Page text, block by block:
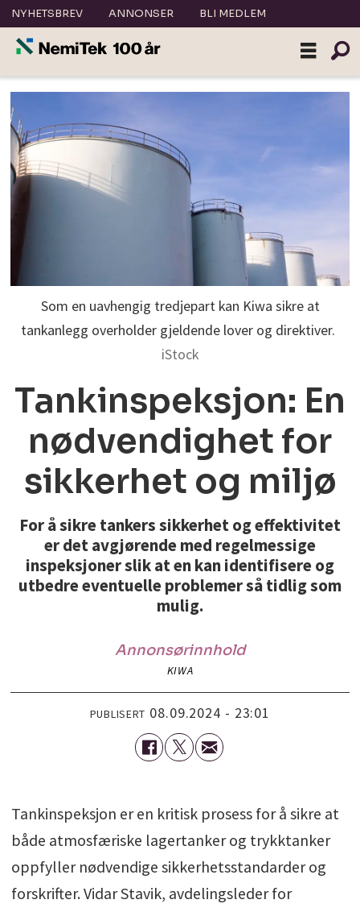
NYHETSBREV ANNONSER BLI MEDLEM
Som en uavhengig tredjepart kan Kiwa sikre at
tankanlegg overholder gjeldende lover og direktiver.
iStock
Tankinspeksjon: En
nødvendighet for
sikkerhet og miljø
For å sikre tankers sikkerhet og effektivitet
er det avgjørende med regelmessige
inspeksjoner slik at en kan identifisere og
utbedre eventuelle problemer så tidlig som
mulig.
Annonsørinnhold
KIWA
PUBLISERT 08.09.2024 - 23:01
Tankinspeksjon er en kritisk prosess for å sikre at
både atmosfæriske lagertanker og trykktanker
oppfyller nødvendige sikkerhetsstandarder og
forskrifter. Vidar Stavik, avdelingsleder for